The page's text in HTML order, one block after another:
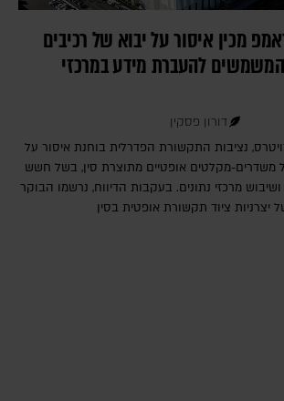
מכין איסור על יבוא של רכיבים
המשמשים להעברת מידע במרכזי
דורון פסקין
נציבות התקשורת הפדרלית בוחנת איסור על
משדרים-מקלטים אופטיים מתוצרת סין, בשל חשש
מרכזי נתונים. בעקבות הדיווח, נרשמו הבוקר
יצרניות ציוד תקשורת אופטית בסין